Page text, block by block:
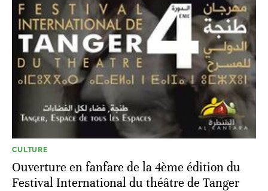
CULTURE
Ouverture en fanfare de la 4ème édition du
Festival International du théâtre de Tanger